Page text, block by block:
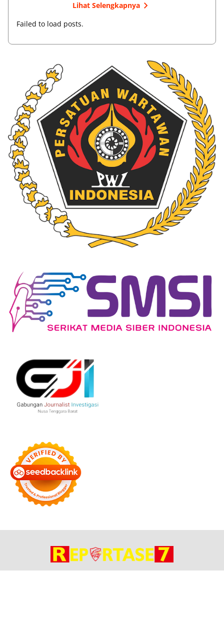
Lihat Selengkapnya
Failed to load posts.